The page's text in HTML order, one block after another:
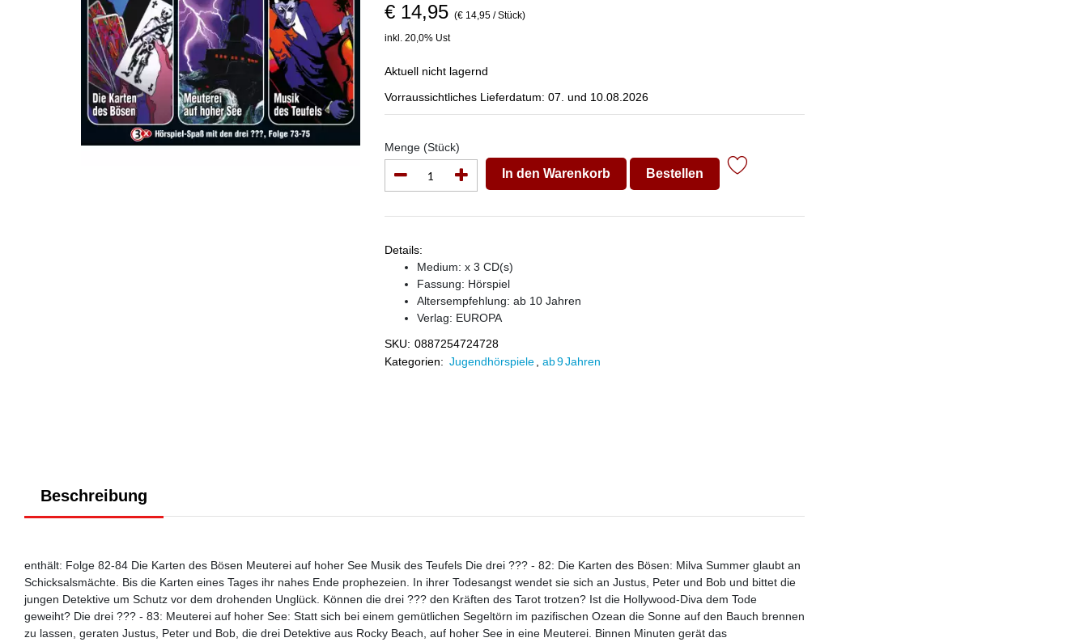
€ 14,95 (€ 14,95 / Stück)
inkl. 20,0% Ust
Aktuell nicht lagernd
Vorraussichtliches Lieferdatum: 07. und 10.08.2026
Menge (Stück)
In den Warenkorb Bestellen
Details:
Medium: x 3 CD(s)
Fassung: Hörspiel
Altersempfehlung: ab 10 Jahren
Verlag: EUROPA
SKU: 0887254724728
Kategorien: Jugendhörspiele ab 9 Jahren
Beschreibung
enthält: Folge 82-84 Die Karten des Bösen Meuterei auf hoher See Musik des Teufels Die drei ??? - 82: Die Karten des Bösen: Milva Summer glaubt an
Schicksalsmächte. Bis die Karten eines Tages ihr nahes Ende prophezeien. In ihrer Todesangst wendet sie sich an Justus, Peter und Bob und bittet die
jungen Detektive um Schutz vor dem drohenden Unglück. Können die drei ??? den Kräften des Tarot trotzen? Ist die Hollywood-Diva dem Tode
geweiht? Die drei ??? - 83: Meuterei auf hoher See: Statt sich bei einem gemütlichen Segeltörn im pazifischen Ozean die Sonne auf den Bauch brennen
zu lassen, geraten Justus, Peter und Bob, die drei Detektive aus Rocky Beach, auf hoher See in eine Meuterei. Binnen Minuten gerät das